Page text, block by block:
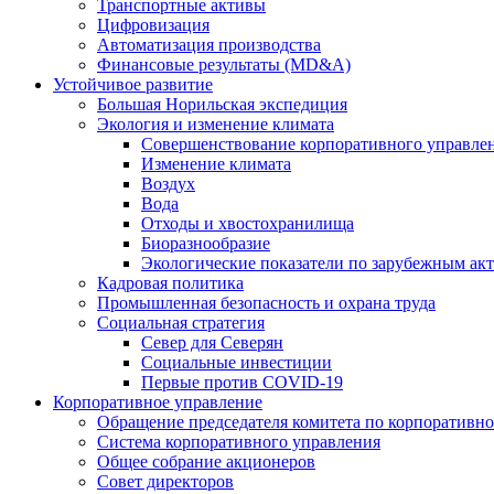
Транспортные активы
Цифровизация
Автоматизация производства
Финансовые результаты (MD&A)
Устойчивое развитие
Большая Норильская экспедиция
Экология и изменение климата
Совершенствование корпоративного
Изменение климата
Воздух
Вода
Отходы и хвостохранилища
Биоразнообразие
Экологические показатели по зарубежным
Кадровая политика
Промышленная безопасность и охрана труда
Социальная стратегия
Север для Северян
Социальные инвестиции
Первые против COVID‑19
Корпоративное управление
Обращение председателя комитета по
Система корпоративного управления
Общее собрание акционеров
Совет директоров